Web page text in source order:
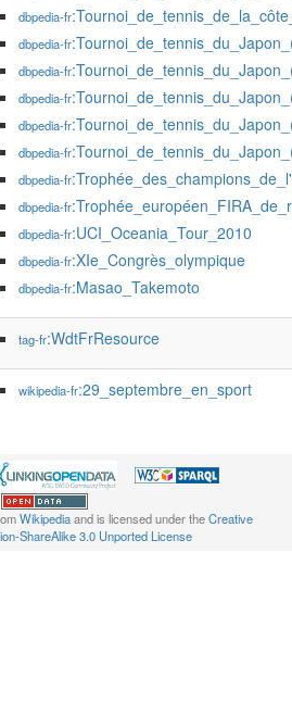
dbpedia-fr
dbpedia-fr
dbpedia-fr
dbpedia-fr
dbpedia-fr
dbpedia-fr
dbpedia-fr
dbpedia-fr
dbpedia-fr:UCI_Oceania_Tour_2010
dbpedia-fr:XIe_Congrès_olympique
dbpedia-fr:Masao_Takemoto
tag-fr:WdtFrResource
wikipedia-fr:29_septembre_en_sport
Wikipediaand is licensed under theCreative
ShareAlike 3.0 Unported License